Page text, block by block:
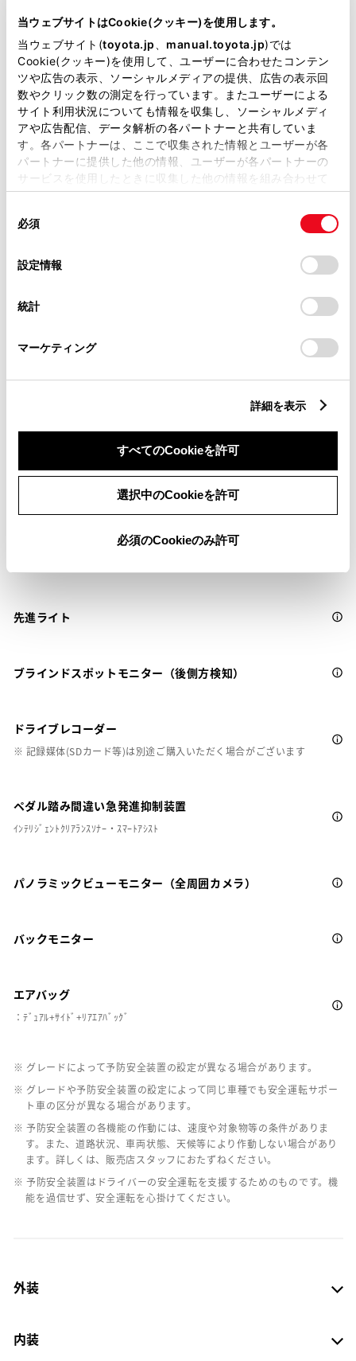
当ウェブサイトはCookie(クッキー)を使用します。
当ウェブサイト(toyota.jp manual.toyota.jp)では
Cookie(クッキー)を使用して、ユーザーに合わせたコンテン
ツや広告の表示、ソーシャルメディアの提供、広告の表示回
数やクリック数の測定を行っています。またユーザーによる
サイト利用状況についても情報を収集し、ソーシャルメディ
アや広告配信、データ解析の各パートナーと共有していま
す。各パートナーは、ここで収集された情報とユーザーが各
パートナーに提供した他の情報、ユーザーが各パートナーの
サービスを使用したときに収集した他の情報を組み合わせて
使用することがあります。当ウェブサイトの使用を続行する
デバイスにすべてのCookie(クッキー)が保存されることに同
意したことになります。Cookie(クッキー)のオプトアウト、
設定の変更、同意を撤回したりするにあたっては、当社の
「Cookie（クッキー）情報の取り扱いについて
」をご覧くだ
必須
設定情報
統計
マーケティング
詳細を表示
すべてのCookieを許可
選択中のCookieを許可
必須のCookieのみ許可
リモコンスターター
ETC
※ セットアップ費用は別途申し受けます
安全装置・運転サポート
Toyota Safety Sense・Lexus Safety Systemのﾌﾟﾘｸﾗｯｼｭｾｰﾌﾃｨ
先進ライト
ブラインドスポットモニター（後側方検知）
ドライブレコーダー
※ 記録媒体(SDカード等)は別途ご購入いただく場合がございます
ペダル踏み間違い急発進抑制装置
ｲﾝﾃﾘｼﾞｪﾝﾄｸﾘｱﾗﾝｽｿﾅｰ・ｽﾏｰﾄｱｼｽﾄ
パノラミックビューモニター（全周囲カメラ）
バックモニター
エアバッグ
：ﾃﾞｭｱﾙ+ｻｲﾄﾞ+ﾘｱｴｱﾊﾞｯｸﾞ
※ グレードによって予防安全装置の設定が異なる場合があります。
※ グレードや予防安全装置の設定によって同じ車種でも安全運転サポー
ト車の区分が異なる場合があります。
※ 予防安全装置の各機能の作動には、速度や対象物等の条件がありま
す。また、道路状況、車両状態、天候等により作動しない場合があり
ます。詳しくは、販売店スタッフにおたずねください。
※ 予防安全装置はドライバーの安全運転を支援するためのものです。機
能を過信せず、安全運転を心掛けてください。
外装
内装